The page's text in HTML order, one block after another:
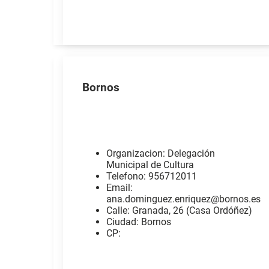
Bornos
Organizacion: Delegación
Municipal de Cultura
Telefono: 956712011
Email:
ana.dominguez.enriquez@bornos.es
Calle: Granada, 26 (Casa Ordóñez)
Ciudad: Bornos
CP: